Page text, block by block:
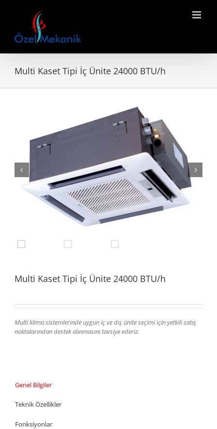
Multi Kaset Tipi İç Ünite 24000 BTU/h
 
Multi Kaset Tipi İç Ünite 24000 BTU/h
Multi klima sistemlerinde uygun iç ve dış ünite seçimi için yetkili satış
noktalarından destek alınmasını tavsiye ederiz.
Genel Bilgiler
Teknik Özellikler
Fonksiyonlar